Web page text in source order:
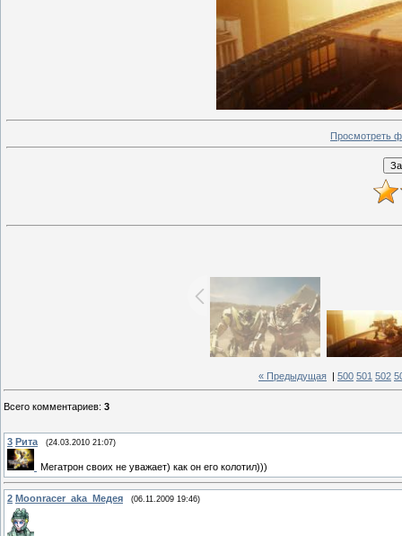
Просмотреть
« Предыдущая 500 501 502
Всего комментариев: 3
3 Рита (24.03.2010 21:07)
Мегатрон своих не уважает) как он его колотил)))
2 Moonracer_aka_Медея (06.11.2009 19:46)